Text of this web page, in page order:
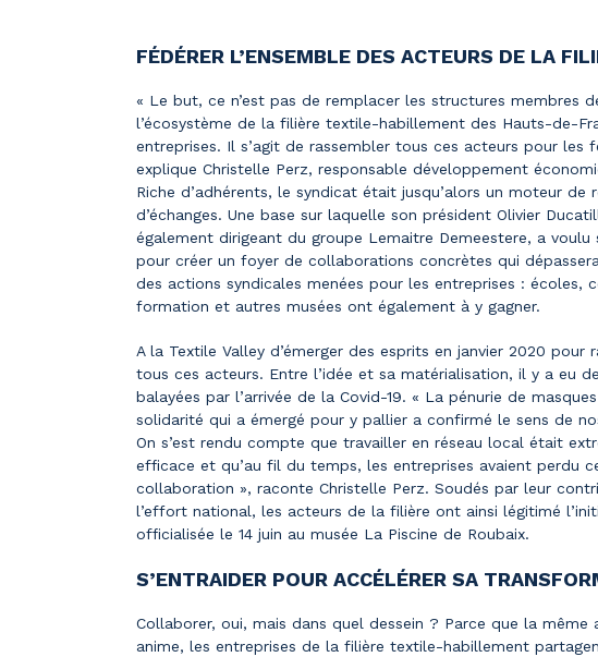
FÉDÉRER L’ENSEMBLE DES ACTEURS DE LA
« Le but, ce n’est pas de remplacer les structures membres
l’écosystème de la filière textile-habillement des Hauts-de-
entreprises. Il s’agit de rassembler tous ces acteurs pour les
explique Christelle Perz, responsable développement
Riche d’adhérents, le syndicat était jusqu’alors un moteur de
d’échanges. Une base sur laquelle son président Olivier
également dirigeant du groupe Lemaitre Demeestere, a voulu
pour créer un foyer de collaborations concrètes qui
des actions syndicales menées pour les entreprises : écoles,
formation et autres musées ont également à y gagner.
A la Textile Valley d’émerger des esprits en janvier 2020 pour
tous ces acteurs. Entre l’idée et sa matérialisation, il y a eu
balayées par l’arrivée de la Covid-19. « La pénurie de
solidarité qui a émergé pour y pallier a confirmé le sens de
On s’est rendu compte que travailler en réseau local était
efficace et qu’au fil du temps, les entreprises avaient perdu
collaboration », raconte Christelle Perz. Soudés par leur
l’effort national, les acteurs de la filière ont ainsi légitimé
officialisée le 14 juin au musée La Piscine de Roubaix.
S’ENTRAIDER POUR ACCÉLÉRER SA
Collaborer, oui, mais dans quel dessein ? Parce que la même
anime, les entreprises de la filière textile-habillement